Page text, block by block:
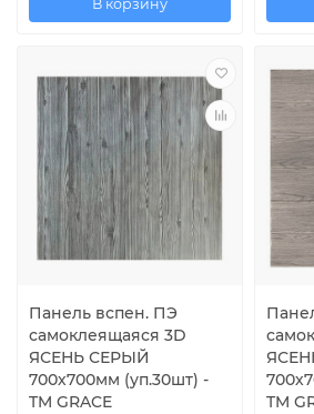
В корзину
Панель вспен. ПЭ
самоклеящаяся 3D
ЯСЕНЬ СЕРЫЙ
700х700мм (уп.30шт) -
TM GRACE
TM